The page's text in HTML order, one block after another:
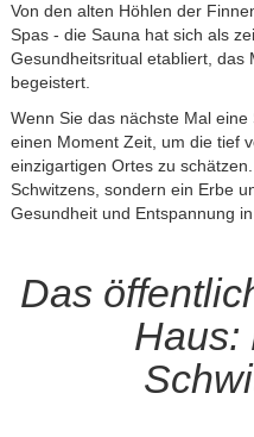
Von den alten Höhlen der
Spas - die Sauna hat sich als
Gesundheitsritual etabliert, das
begeistert.
Wenn Sie das nächste Mal
einen Moment Zeit, um die tief
einzigartigen Ortes zu
Schwitzens, sondern ein Erbe
Gesundheit und Entspannung
Das
Haus: